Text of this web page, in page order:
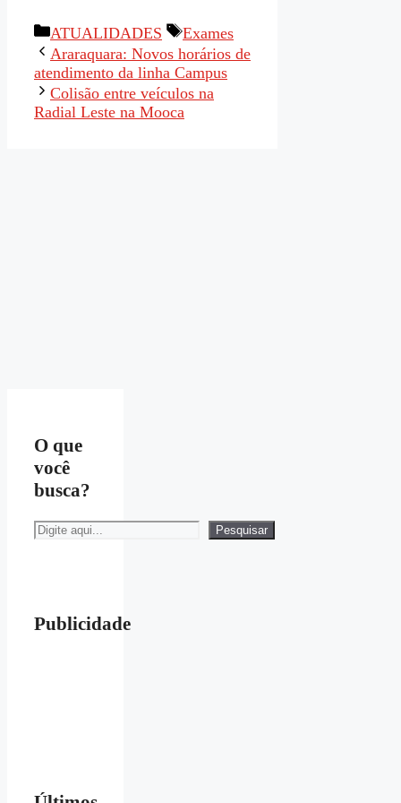
Categorias
ATUALIDADES Tags
Exames
Araraquara: Novos horários de
atendimento da linha Campus
Colisão entre veículos na
Radial Leste na Mooca
O que
você
busca?
Pesquisar Pesquisar
Publicidade